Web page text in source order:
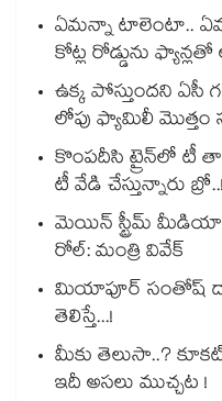
ఏమన్నా టాలెంటా..
కోట్ల రోడ్డును ఫ్యాన్లతో
ఉక్క పోస్తుందని ఏసీ
లోపు ఫ్యామిలీ
కొంపదీసి ట్రైన్⁬లో టీ
టీ వేడి చేస్తున్నారు బ్రో..!
మెయిన్ స్ట్రీమ్
రోల్: మంత్రి వివేక్
మియాపూర్ సంతోష్
తెలిస్తే...!
మీకు తెలుసా..?
ఇదీ అసలు ముచ్చట !